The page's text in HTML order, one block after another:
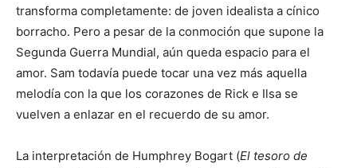
transforma completamente: de joven idealista a cínico
borracho. Pero a pesar de la conmoción que supone la
Segunda Guerra Mundial, aún queda espacio para el
amor. Sam todavía puede tocar una vez más aquella
melodía con la que los corazones de Rick e Ilsa se
vuelven a enlazar en el recuerdo de su amor.
La interpretación de Humphrey Bogart (El tesoro de